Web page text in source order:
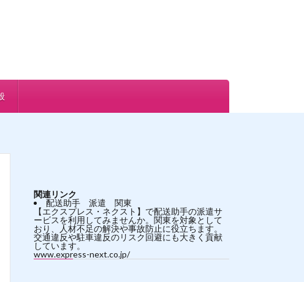
関連リンク
配送助手 派遣 関東
【エクスプレス・ネクスト】で配送助手の派遣サ
ービスを利用してみませんか。関東を対象として
おり、人材不足の解決や事故防止に役立ちます。
交通違反や駐車違反のリスク回避にも大きく貢献
しています。
www.express-next.co.jp/